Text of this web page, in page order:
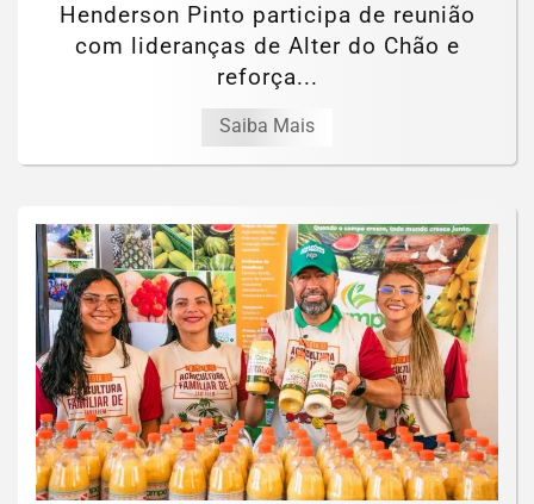
Henderson Pinto participa de reunião
com lideranças de Alter do Chão e
reforça...
Saiba Mais